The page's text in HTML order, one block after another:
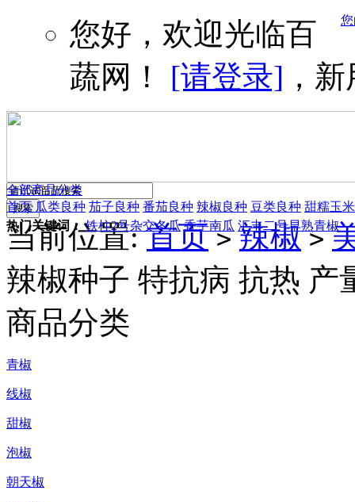
您好，欢迎光临百
蔬网！ [请登录] ，
热门关键词： 铁柱2号杂交冬瓜 香芋南瓜 汇丰二号早熟青椒
全部商品分类
首页 瓜类良种 茄子良种 番茄良种 辣椒良种 豆类良种 甜糯玉米
当前位置:首页 > 辣椒 >
辣椒种子 特抗病 抗热 产
商品分类
青椒
线椒
甜椒
泡椒
朝天椒